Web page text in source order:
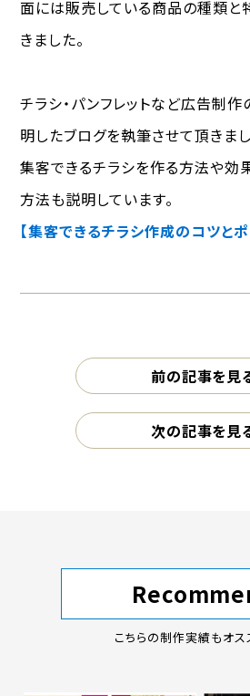
面には販売している商品の種類と
きました。
チラシ・パンフレットなど広告制作
明したブログを執筆させて頂きまし
集客できるチラシを作る方法や効
方法も説明しています。
【集客できるチラシ作成のコツとポ
前の記事を見
次の記事を見
こちらの制作実績もオス